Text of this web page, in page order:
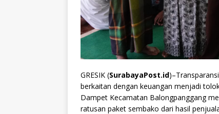
GRESIK (SurabayaPost.id
berkaitan dengan keuangan menjadi
Dampet Kecamatan Balongpanggang
ratusan paket sembako dari hasil